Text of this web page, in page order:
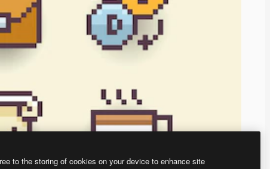
to the storing of cookies on your device to enhance site